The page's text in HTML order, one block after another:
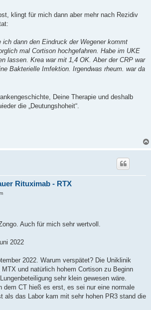
klingt für mich dann aber mehr nach Rezidiv
dann den Eindruck der Wegener kommt
mal Cortison hochgefahren. Habe im UKE
lassen. Krea war mit 1,4 OK. Aber der CRP war
Bakterielle Imfektion. Irgendwas rheum. war da
Deine Therapie und deshalb
die „Deutungshoheit“.
Rituximab - RTX
Auch für mich sehr wertvoll.
2022
2022. Warum verspätet? Die Uniklinik
und natürlich hohem Cortison zu Beginn
sehr klein gewesen wäre.
dem CT hieß es erst, es sei nur eine normale
als das Labor kam mit sehr hohen PR3 stand die